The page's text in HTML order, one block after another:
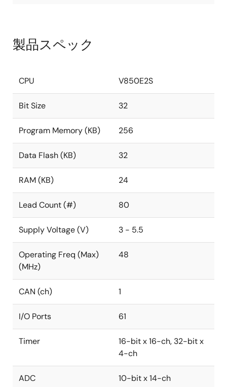
製品スペック
CPU V850E2S
Bit Size 32
Program Memory (KB) 256
Data Flash (KB) 32
RAM (KB) 24
Lead Count (#) 80
Supply Voltage (V) 3 - 5.5
Operating Freq (Max)
(MHz)
48
CAN (ch) 1
I/O Ports 61
Timer
16-bit x 16-ch, 32-bit x
4-ch
ADC 10-bit x 14-ch